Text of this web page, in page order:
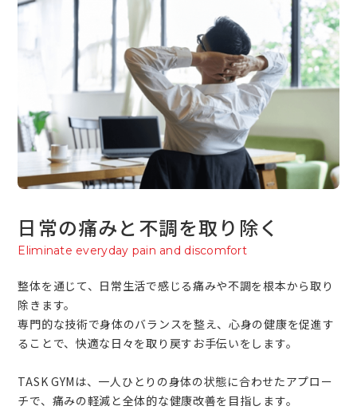
日常の痛みと不調を取り除く
Eliminate everyday pain and discomfort
整体を通じて、日常生活で感じる痛みや不調を根本から取り
除きます。
専門的な技術で身体のバランスを整え、心身の健康を促進す
ることで、快適な日々を取り戻すお手伝いをします。
TASK GYMは、一人ひとりの身体の状態に合わせたアプロー
チで、痛みの軽減と全体的な健康改善を目指します。